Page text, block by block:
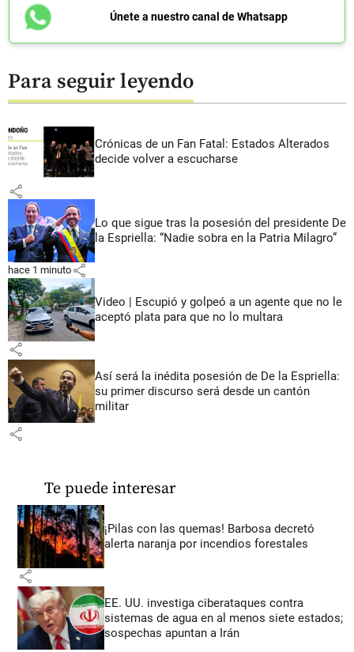
Únete a nuestro canal de Whatsapp
Para seguir leyendo
Crónicas de un Fan Fatal: Estados Alterados
decide volver a escucharse
share
Lo que sigue tras la posesión del presidente De
la Espriella: “Nadie sobra en la Patria Milagro”
hace 1 minuto share
Video | Escupió y golpeó a un agente que no le
aceptó plata para que no lo multara
share
Así será la inédita posesión de De la Espriella:
su primer discurso será desde un cantón
militar
share
Te puede interesar
¡Pilas con las quemas! Barbosa decretó
alerta naranja por incendios forestales
share
EE. UU. investiga ciberataques contra
sistemas de agua en al menos siete estados;
sospechas apuntan a Irán